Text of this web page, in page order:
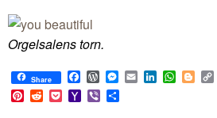
Orgelsalens torn.
Share Facebook
WordPress
Messenger
EmailLinkedIn
Pinterest
RedditPocketYahoo
Mail
Viber